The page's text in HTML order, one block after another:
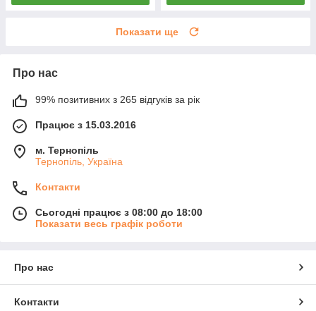
Показати ще
Про нас
99% позитивних з 265 відгуків за рік
Працює з 15.03.2016
м. Тернопіль
Тернопіль, Україна
Контакти
Сьогодні працює з 08:00 до 18:00
Показати весь графік роботи
Про нас
Контакти